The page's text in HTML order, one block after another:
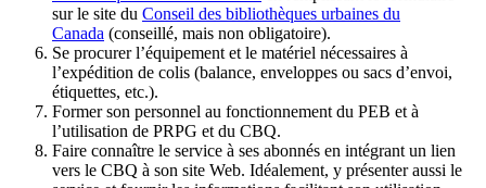
sur le site du Conseil des bibliothèques urbaines du
Canada (conseillé, mais non obligatoire).
Se procurer l’équipement et le matériel nécessaires à
l’expédition de colis (balance, enveloppes ou sacs d’envoi,
étiquettes, etc.).
Former son personnel au fonctionnement du PEB et à
l’utilisation de PRPG et du CBQ.
Faire connaître le service à ses abonnés en intégrant un lien
vers le CBQ à son site Web. Idéalement, y présenter aussi le